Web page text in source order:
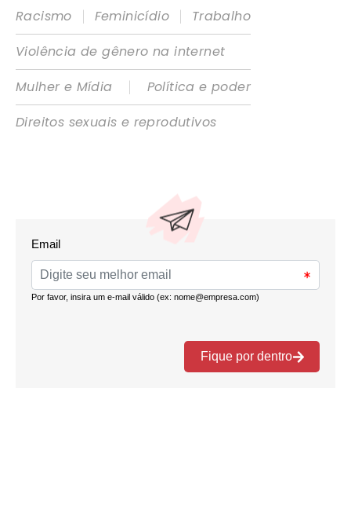
Racismo
| Feminicídio |
Trabalho
Violência de gênero na internet
Mulher e Mídia
|
Política e poder
Direitos sexuais e reprodutivos